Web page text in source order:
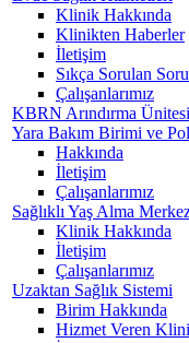
Klinik Hakkında
Klinikten Haberler
İletişim
Sıkça Sorulan
Çalışanlarımız
KBRN Arındırma Ünitesi
Yara Bakım Birimi ve
Hakkında
İletişim
Çalışanlarımız
Sağlıklı Yaş Alma
Klinik Hakkında
İletişim
Çalışanlarımız
Uzaktan Sağlık Sistemi
Birim Hakkında
Hizmet Veren